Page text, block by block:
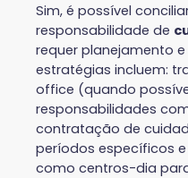
Sim, é possível
responsabilidade de
requer planejamento
estratégias incluem:
office (quando
responsabilidades
contratação de
períodos específicos
como centros-dia